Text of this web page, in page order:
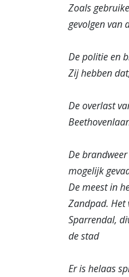
Zoals
gevolgen van
De politie en
Zij hebben
De overlast
De
mogelijk
De meest in
Zandpad. Het
Sparrendal,
de stad
Er is helaas